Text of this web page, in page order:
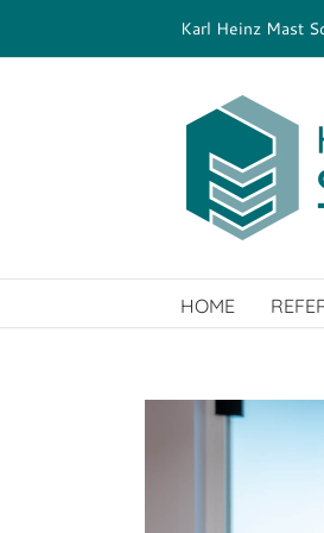
springen
Karl Heinz Mast
HOME